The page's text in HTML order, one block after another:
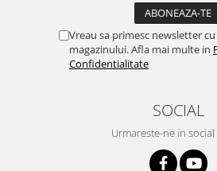
Vreau sa primesc newsletter
magazinului. Afla mai multe in
Confidentialitate
SOCIAL
Urmareste-ne in